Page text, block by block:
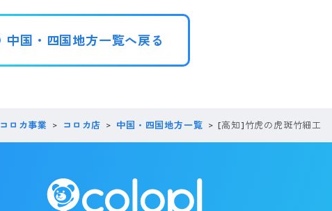
中国・四国地方一覧へ戻る
コロカ事業 コロカ店 中国・四国地方一覧 [高知]竹虎の虎斑竹細工